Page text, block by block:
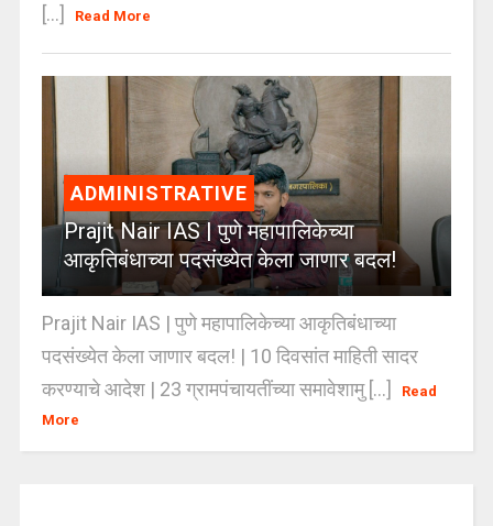
[...]
Read More
ADMINISTRATIVE
Prajit Nair IAS | पुणे महापालिकेच्या
आकृतिबंधाच्या पदसंख्येत केला जाणार बदल!
Prajit Nair IAS | पुणे महापालिकेच्या आकृतिबंधाच्या
पदसंख्येत केला जाणार बदल! | 10 दिवसांत माहिती सादर
करण्याचे आदेश | 23 ग्रामपंचायतींच्या समावेशामु [...]
Read
More